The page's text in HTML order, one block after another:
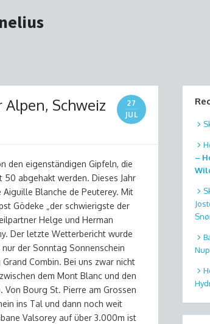
Schweiz
27
JUL
den eigenständigen Gipfeln, die
abgehakt werden. Dieses Jahr
Blanche de Peuterey. Mit
Gödeke „der schwierigste der
Helge und Herman
Der letzte Wetterbericht wurde
der Sonntag Sonnenschein
Combin. Bei uns zwar nicht
dem Mont Blanc und den
Bourg St. Pierre am Grossen
ins Tal und dann noch weit
Valsorey auf über 3.000m ist
–